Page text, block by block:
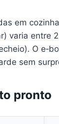
em
varia entre
O
sem
pronto